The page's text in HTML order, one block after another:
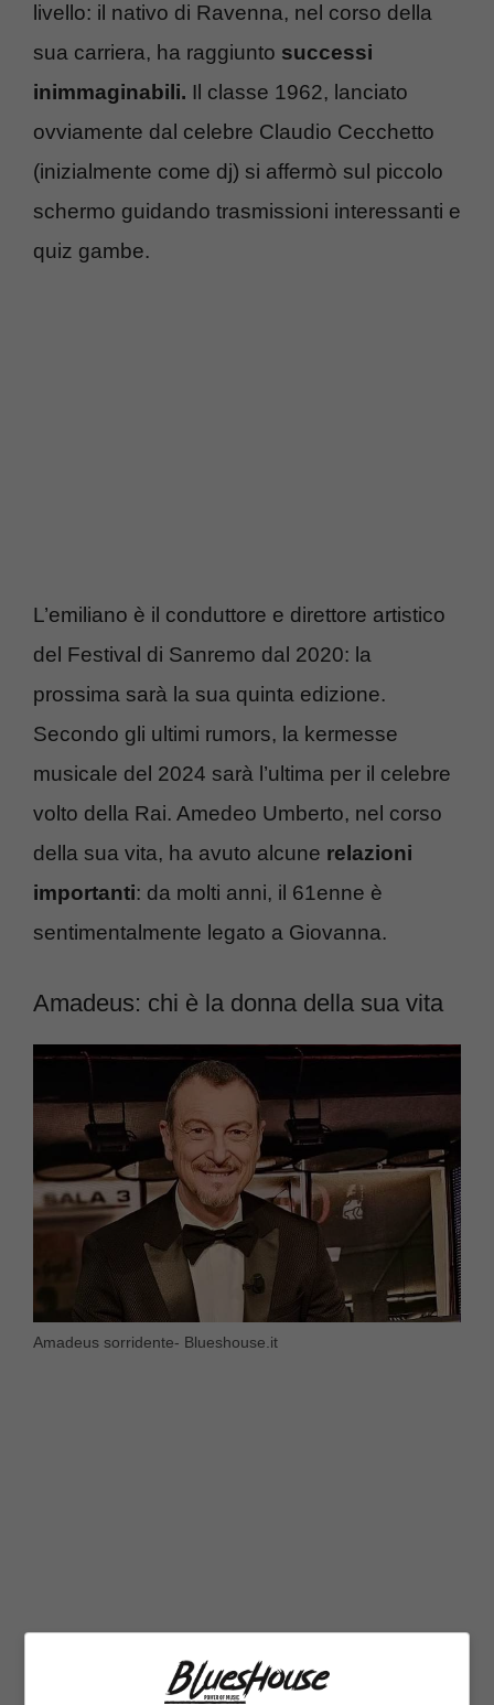
livello: il nativo di Ravenna, nel corso della
sua carriera, ha raggiunto successi
inimmaginabili. Il classe 1962, lanciato
ovviamente dal celebre Claudio Cecchetto
(inizialmente come dj) si affermò sul piccolo
schermo guidando trasmissioni interessanti e
quiz gambe.
L’emiliano è il conduttore e direttore artistico
del Festival di Sanremo dal 2020: la
prossima sarà la sua quinta edizione.
Secondo gli ultimi rumors, la kermesse
musicale del 2024 sarà l’ultima per il celebre
volto della Rai. Amedeo Umberto, nel corso
della sua vita, ha avuto alcune relazioni
importanti: da molti anni, il 61enne è
sentimentalmente legato a Giovanna.
Amadeus: chi è la donna della sua vita
Amadeus sorridente- Blueshouse.it